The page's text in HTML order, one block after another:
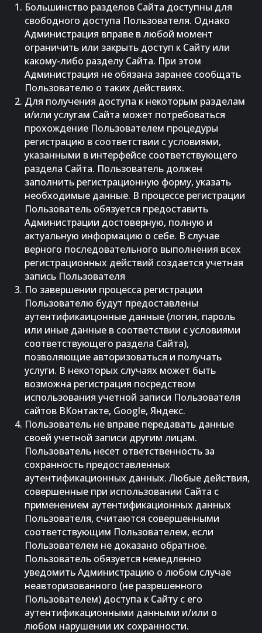
Большинство разделов Сайта доступны для
свободного доступа Пользователя. Однако
Администрация вправе в любой момент
ограничить или закрыть доступ к Сайту или
какому-либо разделу Сайта. При этом
Администрация не обязана заранее сообщать
Пользователю о таких действиях.
Для получения доступа к некоторым разделам
и/или услугам Сайта может потребоваться
прохождение Пользователем процедуры
регистрацию в соответствии с условиями,
указанными в интерфейсе соответствующего
раздела Сайта. Пользователь должен
заполнить регистрационную форму, указать
необходимые данные. В процессе регистрации
Пользователь обязуется предоставить
Администрации достоверную, полную и
актуальную информацию о себе. В случае
верного последовательного выполнения всех
регистрационных действий создается учетная
запись Пользователя
По завершении процесса регистрации
Пользователю будут предоставлены
аутентификаицонные данные (логин, пароль
или иные данные в соответствии с условиями
соответствующего раздела Сайта),
позволяющие авторизоваться и получать
услуги. В некоторых случаях может быть
возможна регистрация посредством
использования учетной записи Пользователя
сайтов ВКонтакте, Google, Яндекс.
Пользователь не вправе передавать данные
своей учетной записи другим лицам.
Пользователь несет ответственность за
сохранность предоставленных
аутентификационных данных. Любые действия,
совершенные при использовании Сайта с
применением аутентификационных данных
Пользователя, считаются совершенными
соответствующим Пользователем, если
Пользователем не доказано обратное.
Пользователь обязуется немедленно
уведомить Администрацию о любом случае
неавторизованного (не разрешенного
Пользователем) доступа к Сайту с его
аутентификационными данными и/или о
любом нарушении их сохранности.